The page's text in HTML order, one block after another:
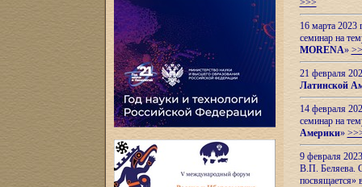
>>>
16 марта 2023
семинар на
MORENA»
21 февраля
Латинской
14 февраля
семинар на
Америки»
9 февраля
В.П. Беляева.
посвящается»